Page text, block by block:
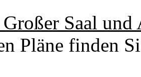
Saal
Pläne finden